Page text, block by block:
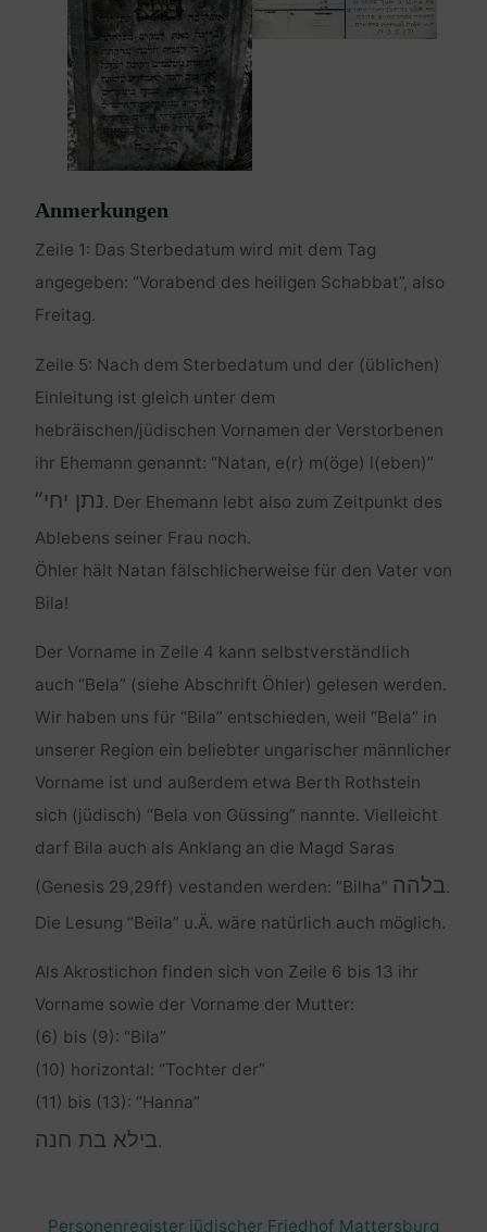
Anmerkungen
Zeile 1: Das Sterbedatum wird mit dem Tag
angegeben: “Vorabend des heiligen Schabbat”, also
Freitag.
Zeile 5: Nach dem Sterbedatum und der (üblichen)
Einleitung ist gleich unter dem
hebräischen/jüdischen Vornamen der Verstorbenen
ihr Ehemann genannt: “Natan, e(r) m(öge) l(eben)”
נתן יחי”. Der Ehemann lebt also zum Zeitpunkt des
Ablebens seiner Frau noch.
Öhler hält Natan fälschlicherweise für den Vater von
Bila!
Der Vorname in Zeile 4 kann selbstverständlich
auch “Bela” (siehe Abschrift Öhler) gelesen werden.
Wir haben uns für “Bila” entschieden, weil “Bela” in
unserer Region ein beliebter ungarischer männlicher
Vorname ist und außerdem etwa Berth Rothstein
sich (jüdisch) “Bela von Güssing” nannte. Vielleicht
darf Bila auch als Anklang an die Magd Saras
(Genesis 29,29ff) vestanden werden: “Bilha” בלהה.
Die Lesung “Beila” u.Ä. wäre natürlich auch möglich.
Als Akrostichon finden sich von Zeile 6 bis 13 ihr
Vorname sowie der Vorname der Mutter:
(6) bis (9): “Bila”
(10) horizontal: “Tochter der”
(11) bis (13): “Hanna”
בילא בת חנה.
Personenregister jüdischer Friedhof Mattersburg